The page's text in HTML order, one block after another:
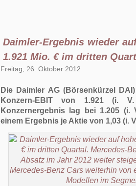
Daimler-Ergebnis wieder
1.921 Mio. € im dritten
Freitag, 26. Oktober 2012
Die Daimler AG (Börsenkürzel
Konzern-EBIT von 1.921 (i.
Konzernergebnis lag bei 1.205
einem Ergebnis je Aktie von 1,03 (i.